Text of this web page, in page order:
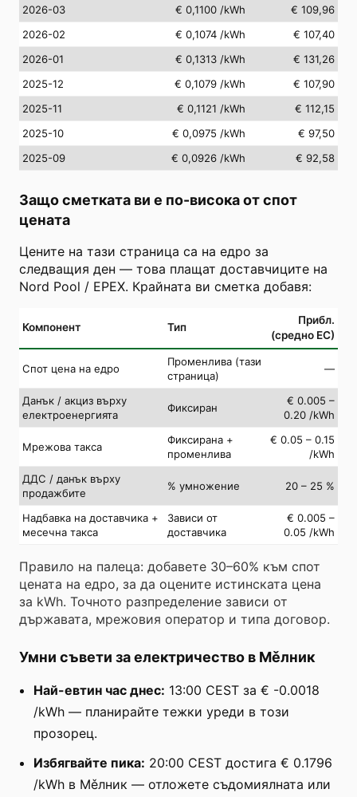
2026-03
€ 0,1100 /kWh
€ 109,96
2026-02
€ 0,1074 /kWh
€ 107,40
2026-01
€ 0,1313 /kWh
€ 131,26
2025-12
€ 0,1079 /kWh
€ 107,90
2025-11
€ 0,1121 /kWh
€ 112,15
2025-10
€ 0,0975 /kWh
€ 97,50
2025-09
€ 0,0926 /kWh € 92,58
Защо сметката ви е по-висока от спот
цената
Цените на тази страница са на едро за
следващия ден — това плащат доставчиците на
Nord Pool / EPEX. Крайната ви сметка добавя:
Компонент Тип
Прибл.
(средно ЕС)
Спот цена на едро
Променлива (тази
страница)
—
Данък / акциз върху
електроенергията
Фиксиран
€ 0.005 –
0.20 /kWh
Мрежова такса
Фиксирана +
променлива
€ 0.05 – 0.15
/kWh
ДДС / данък върху
продажбите
% умножение 20 – 25 %
Надбавка на доставчика +
месечна такса
Зависи от
доставчика
€ 0.005 –
0.05 /kWh
Правило на палеца: добавете 30–60% към спот
цената на едро, за да оцените истинската цена
за kWh. Точното разпределение зависи от
държавата, мрежовия оператор и типа договор.
Умни съвети за електричество в Мěлник
Най-евтин час днес: 13:00 CEST за € -0.0018
/kWh — планирайте тежки уреди в този
прозорец.
Избягвайте пика: 20:00 CEST достига € 0.1796
/kWh в Мěлник — отложете съдомиялната или